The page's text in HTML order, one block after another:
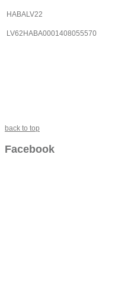
HABALV22
LV62HABA0001408055570
back to top
Facebook